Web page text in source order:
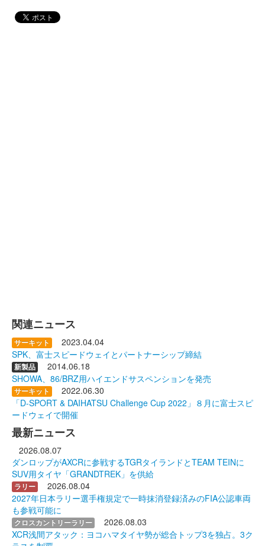
関連ニュース
サーキット
2023.04.04
SPK、富士スピードウェイとパートナーシップ締結
新製品
2014.06.18
SHOWA、86/BRZ用ハイエンドサスペンションを発売
サーキット
2022.06.30
「D-SPORT & DAIHATSU Challenge Cup 2022」８月に富士スピ
ードウェイで開催
最新ニュース
2026.08.07
ダンロップがAXCRに参戦するTGRタイランドとTEAM TEINに
SUV用タイヤ「GRANDTREK」を供給
ラリー
2026.08.04
2027年日本ラリー選手権規定で一時抹消登録済みのFIA公認車両
も参戦可能に
クロスカントリーラリー
2026.08.03
XCR浅間アタック：ヨコハマタイヤ勢が総合トップ3を独占。3ク